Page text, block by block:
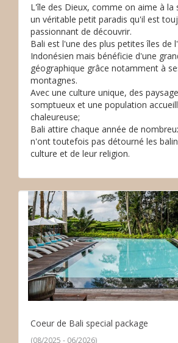
L'île des Dieux, comme on aime à
un véritable petit paradis qu'il est
passionnant de découvrir.
Bali est l'une des plus petites îles de
Indonésien mais bénéficie d'une
géographique grâce notamment à
montagnes.
Avec une culture unique, des
somptueux et une population
chaleureuse;
Bali attire chaque année de
n'ont toutefois pas détourné les
culture et de leur religion.
Coeur de Bali special package
(08/2025 - 06/2026)